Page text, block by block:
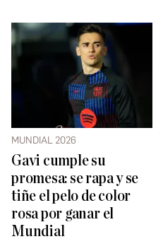
MUNDIAL 2026
Gavi cumple su
promesa: se rapa y se
tiñe el pelo de color
rosa por ganar el
Mundial